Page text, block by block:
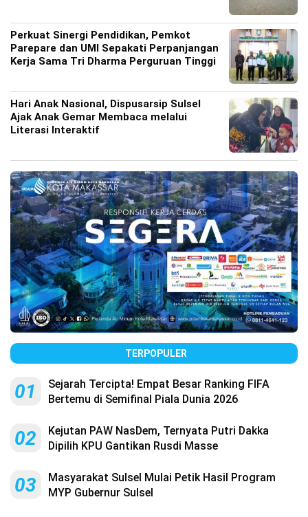
Perkuat Sinergi Pendidikan, Pemkot
Parepare dan UMI Sepakati Perpanjangan
Kerja Sama Tri Dharma Perguruan Tinggi
Hari Anak Nasional, Dispusarsip Sulsel
Ajak Anak Gemar Membaca melalui
Literasi Interaktif
TERPOPULER
01
Sejarah Tercipta! Empat Besar Ranking FIFA
Bertemu di Semifinal Piala Dunia 2026
02
Kejutan PAW NasDem, Ternyata Putri Dakka
Dipilih KPU Gantikan Rusdi Masse
03
Masyarakat Sulsel Mulai Petik Hasil Program
MYP Gubernur Sulsel